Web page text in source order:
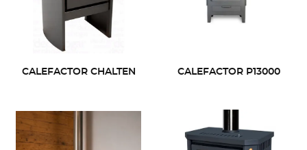
CALEFACTOR CHALTEN CALEFACTOR P13000